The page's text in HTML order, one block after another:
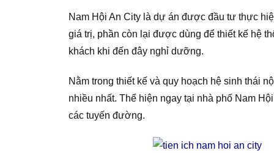
Nam Hội An City là dự án được đầu tư thực
giá trị, phần còn lại được dùng để thiết kế hệ
khách khi đến đây nghỉ dưỡng.
Nằm trong thiết kế và quy hoạch hệ sinh thái
nhiều nhất. Thể hiện ngay tại nhà phố Nam
các tuyến đường.